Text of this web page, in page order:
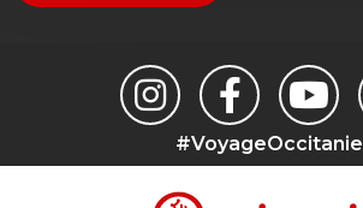
#VoyageOccitanie